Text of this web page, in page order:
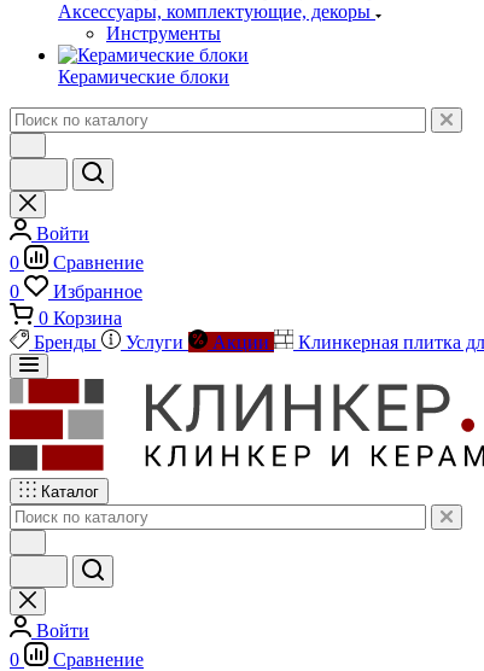
Аксессуары, комплектующие, декоры
Инструменты
Керамические блоки
Войти
0
Сравнение
0
Избранное
0 Корзина
Бренды
Услуги Акции Клинкерная плитка
Каталог
Войти
0
Сравнение